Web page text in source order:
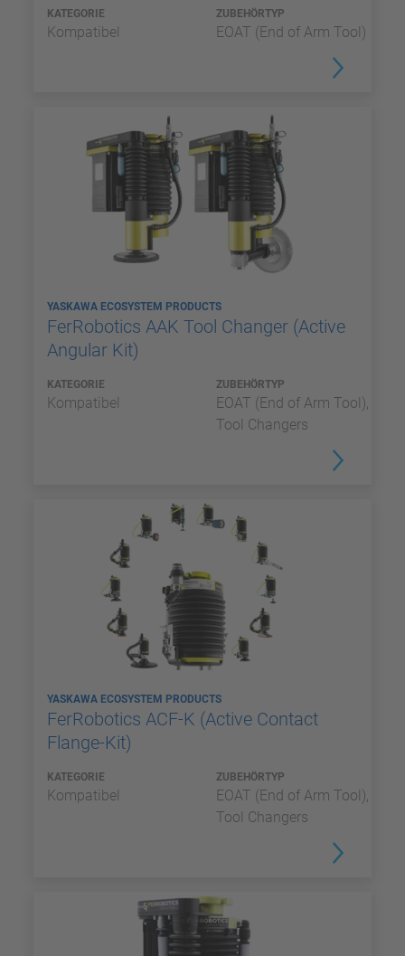
KATEGORIE
Kompatibel
ZUBEHÖRTYP
EOAT (End of Arm Tool)
YASKAWA ECOSYSTEM PRODUCTS
FerRobotics AAK Tool Changer (Active
Angular Kit)
KATEGORIE
Kompatibel
ZUBEHÖRTYP
EOAT (End of Arm Tool),
Tool Changers
YASKAWA ECOSYSTEM PRODUCTS
FerRobotics ACF-K (Active Contact
Flange-Kit)
KATEGORIE
Kompatibel
ZUBEHÖRTYP
EOAT (End of Arm Tool),
Tool Changers